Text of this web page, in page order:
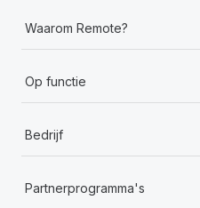
Waarom Remote?
Op functie
Bedrijf
Partnerprogramma's